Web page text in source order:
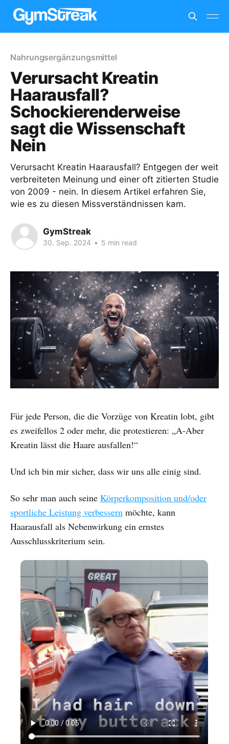
Nahrungsergänzungsmittel
Verursacht Kreatin
Haarausfall?
Schockierenderweise
sagt die Wissenschaft
Nein
Verursacht Kreatin Haarausfall? Entgegen der weit
verbreiteten Meinung und einer oft zitierten Studie
von 2009 - nein. In diesem Artikel erfahren Sie,
wie es zu diesen Missverständnissen kam.
GymStreak
30. Sep. 2024 • 5 min read
Für jede Person, die die Vorzüge von Kreatin lobt, gibt
es zweifellos 2 oder mehr, die protestieren: „A-Aber
Kreatin lässt die Haare ausfallen!“
Und ich bin mir sicher, dass wir uns alle einig sind.
So sehr man auch seine Körperkomposition und/oder
sportliche Leistung verbessern möchte, kann
Haarausfall als Nebenwirkung ein ernstes
Ausschlusskriterium sein.